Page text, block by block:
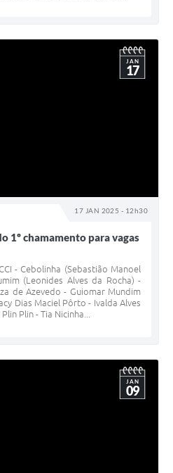
17 JAN 2025 - 12h30
JAN
17
1º chamamento para vagas
- Cebolinha (Sebastião Manoel
(Leonides Alves da Rocha) -
de Azevedo - Guiomar Mundim
Dias Maciel Pôrto - Ivalda Alves
Plin - Tia Nicinha...
JAN
09